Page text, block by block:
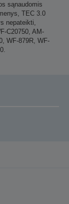
sąnaudomis
TEC 3.0
nepateikti,
C20750, AM-
WF-879R, WF-